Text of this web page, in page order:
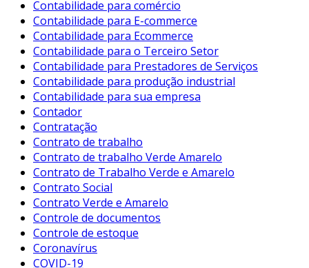
Contabilidade para comércio
Contabilidade para E-commerce
Contabilidade para Ecommerce
Contabilidade para o Terceiro Setor
Contabilidade para Prestadores de Serviços
Contabilidade para produção industrial
Contabilidade para sua empresa
Contador
Contratação
Contrato de trabalho
Contrato de trabalho Verde Amarelo
Contrato de Trabalho Verde e Amarelo
Contrato Social
Contrato Verde e Amarelo
Controle de documentos
Controle de estoque
Coronavírus
COVID-19